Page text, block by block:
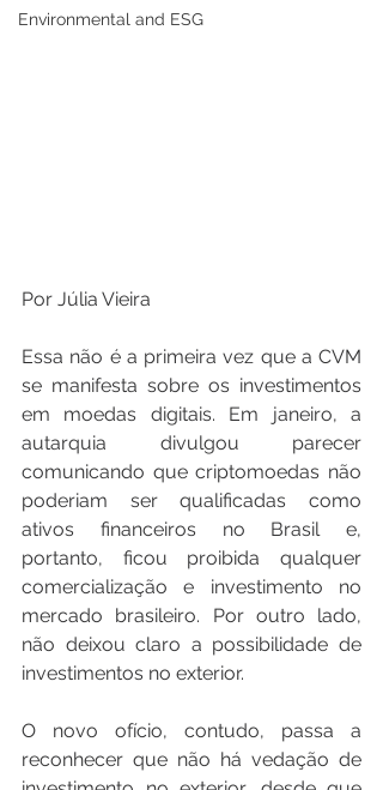
Environmental and ESG
Por Júlia Vieira
Essa não é a primeira vez que a CVM
se manifesta sobre os investimentos
em moedas digitais. Em janeiro, a
autarquia divulgou parecer
comunicando que criptomoedas não
poderiam ser qualificadas como
ativos financeiros no Brasil e,
portanto, ficou proibida qualquer
comercialização e investimento no
mercado brasileiro. Por outro lado,
não deixou claro a possibilidade de
investimentos no exterior.
O novo ofício, contudo, passa a
reconhecer que não há vedação de